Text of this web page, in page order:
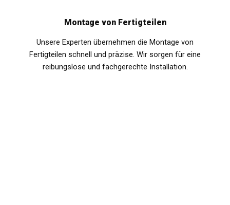
Montage von Fertigteilen
Unsere Experten übernehmen die Montage von
Fertigteilen schnell und präzise. Wir sorgen für eine
reibungslose und fachgerechte Installation.